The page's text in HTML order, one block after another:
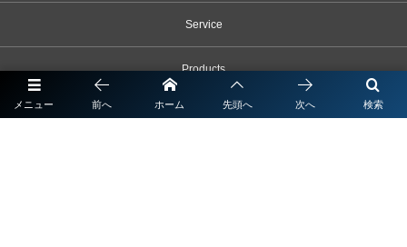
Service
Products
News & Topics
メニュー 検索
前へ ホーム 先頭へ 次へ